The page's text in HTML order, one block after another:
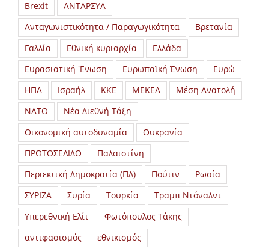
Brexit
ΑΝΤΑΡΣΥΑ
Ανταγωνιστικότητα / Παραγωγικότητα
Βρετανία
Γαλλία
Εθνική κυριαρχία
Ελλάδα
Ευρασιατική 'Ενωση
Ευρωπαϊκή Ένωση
Ευρώ
ΗΠΑ
Ισραήλ ΚΚΕ ΜΕΚΕΑ
Μέση Ανατολή
ΝΑΤΟ
Νέα Διεθνή Τάξη
Οικονομική αυτοδυναμία
Ουκρανία
ΠΡΩΤΟΣΕΛΙΔΟ
Παλαιστίνη
Περιεκτική Δημοκρατία (ΠΔ)
Πούτιν
Ρωσία
ΣΥΡΙΖΑ
Συρία Τουρκία
Τραμπ Ντόναλντ
Υπερεθνική Ελίτ
Φωτόπουλος Τάκης
αντιφασισμός
εθνικισμός